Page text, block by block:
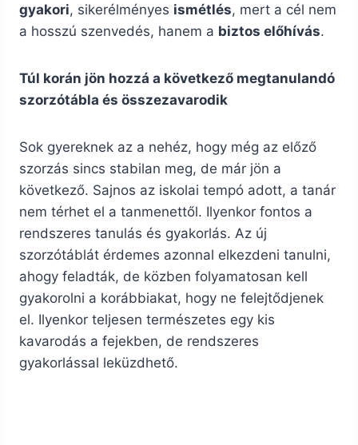
gyakori, sikerélményes ismétlés, mert a cél nem
a hosszú szenvedés, hanem a biztos előhívás.
Túl korán jön hozzá a következő megtanulandó
szorzótábla és összezavarodik
Sok gyereknek az a nehéz, hogy még az előző
szorzás sincs stabilan meg, de már jön a
következő. Sajnos az iskolai tempó adott, a tanár
nem térhet el a tanmenettől. Ilyenkor fontos a
rendszeres tanulás és gyakorlás. Az új
szorzótáblát érdemes azonnal elkezdeni tanulni,
ahogy feladták, de közben folyamatosan kell
gyakorolni a korábbiakat, hogy ne felejtődjenek
el. Ilyenkor teljesen természetes egy kis
kavarodás a fejekben, de rendszeres
gyakorlással leküzdhető.